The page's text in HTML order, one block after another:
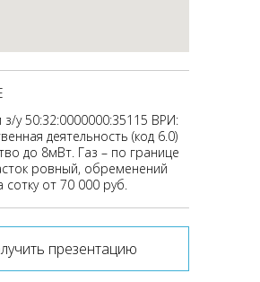
у 50:32:0000000:35115 ВРИ:
деятельность (код 6.0)
до 8мВт. Газ – по границе
ровный, обременений
сотку от 70 000 руб.
презентацию